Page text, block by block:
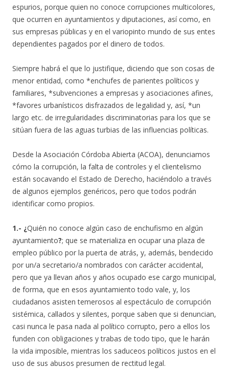
espurios, porque quien no conoce corrupciones multicolores,
que ocurren en ayuntamientos y diputaciones, así como, en
sus empresas públicas y en el variopinto mundo de sus entes
dependientes pagados por el dinero de todos.
Siempre habrá el que lo justifique, diciendo que son cosas de
menor entidad, como *enchufes de parientes políticos y
familiares, *subvenciones a empresas y asociaciones afines,
*favores urbanísticos disfrazados de legalidad y, así, *un
largo etc. de irregularidades discriminatorias para los que se
sitúan fuera de las aguas turbias de las influencias políticas.
Desde la Asociación Córdoba Abierta (ACOA), denunciamos
cómo la corrupción, la falta de controles y el clientelismo
están socavando el Estado de Derecho, haciéndolo a través
de algunos ejemplos genéricos, pero que todos podrán
identificar como propios.
1.- ¿Quién no conoce algún caso de enchufismo en algún
ayuntamiento?; que se materializa en ocupar una plaza de
empleo público por la puerta de atrás, y, además, bendecido
por un/a secretario/a nombrados con carácter accidental,
pero que ya llevan años y años ocupado ese cargo municipal,
de forma, que en esos ayuntamiento todo vale, y, los
ciudadanos asisten temerosos al espectáculo de corrupción
sistémica, callados y silentes, porque saben que si denuncian,
casi nunca le pasa nada al político corrupto, pero a ellos los
funden con obligaciones y trabas de todo tipo, que le harán
la vida imposible, mientras los saduceos políticos justos en el
uso de sus abusos presumen de rectitud legal.